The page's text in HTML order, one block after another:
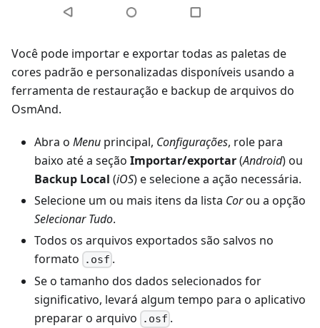
Você pode importar e exportar todas as paletas de
cores padrão e personalizadas disponíveis usando a
ferramenta de restauração e backup de arquivos do
OsmAnd.
Abra o Menu principal, Configurações, role para
baixo até a seção Importar/exportar(Android) ou
Backup Local (iOS) e selecione a ação necessária.
Selecione um ou mais itens da lista Corou a opção
Selecionar Tudo.
Todos os arquivos exportados são salvos no
formato
.osf .
Se o tamanho dos dados selecionados for
significativo, levará algum tempo para o aplicativo
preparar o arquivo
.osf .